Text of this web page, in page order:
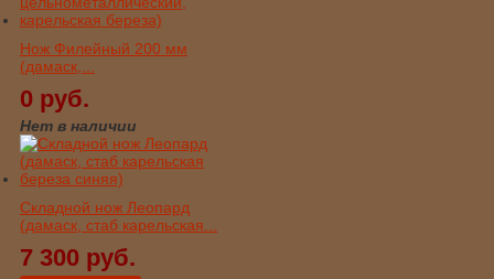
Нож Филейный 200 мм
(дамаск,...
0 руб.
Нет в наличии
Складной нож Леопард
(дамаск, стаб карельская...
7 300 руб.